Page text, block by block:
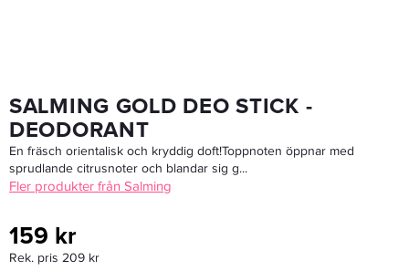
SALMING GOLD DEO STICK -
DEODORANT
En fräsch orientalisk och kryddig doft!Toppnoten öppnar med
sprudlande citrusnoter och blandar sig g...
Fler produkter från Salming
159 kr
Rek. pris 209 kr